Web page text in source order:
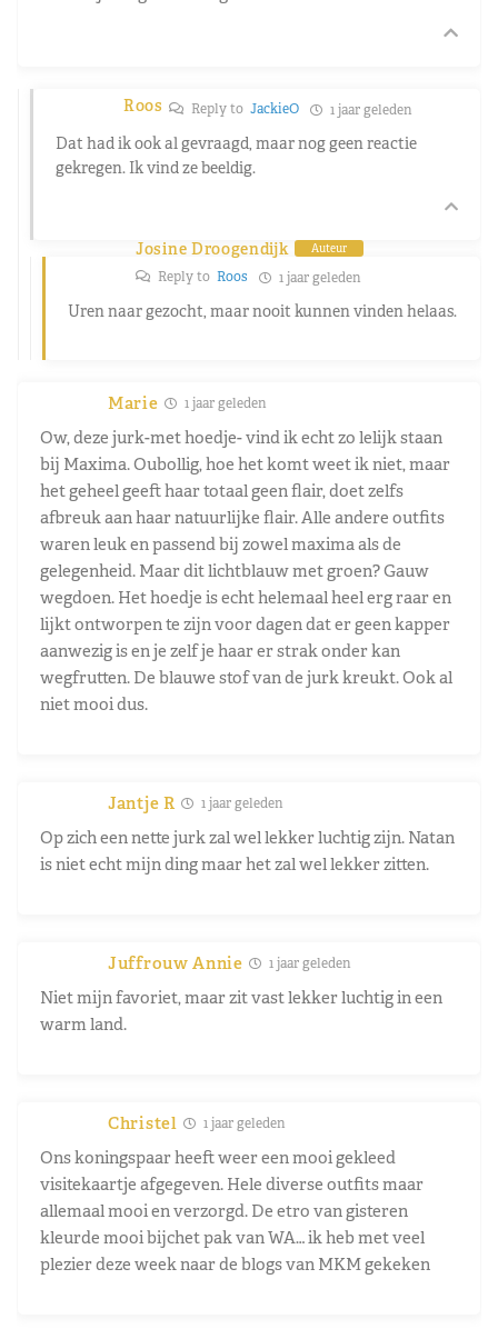
Roos Reply to JackieO 1 jaar geleden
Dat had ik ook al gevraagd, maar nog geen reactie
gekregen. Ik vind ze beeldig.
Josine Droogendijk Auteur
Reply to Roos 1 jaar geleden
Uren naar gezocht, maar nooit kunnen vinden helaas.
Marie 1 jaar geleden
Ow, deze jurk-met hoedje- vind ik echt zo lelijk staan
bij Maxima. Oubollig, hoe het komt weet ik niet, maar
het geheel geeft haar totaal geen flair, doet zelfs
afbreuk aan haar natuurlijke flair. Alle andere outfits
waren leuk en passend bij zowel maxima als de
gelegenheid. Maar dit lichtblauw met groen? Gauw
wegdoen. Het hoedje is echt helemaal heel erg raar en
lijkt ontworpen te zijn voor dagen dat er geen kapper
aanwezig is en je zelf je haar er strak onder kan
wegfrutten. De blauwe stof van de jurk kreukt. Ook al
niet mooi dus.
Jantje R 1 jaar geleden
Op zich een nette jurk zal wel lekker luchtig zijn. Natan
is niet echt mijn ding maar het zal wel lekker zitten.
Juffrouw Annie 1 jaar geleden
Niet mijn favoriet, maar zit vast lekker luchtig in een
warm land.
Christel 1 jaar geleden
Ons koningspaar heeft weer een mooi gekleed
visitekaartje afgegeven. Hele diverse outfits maar
allemaal mooi en verzorgd. De etro van gisteren
kleurde mooi bijchet pak van WA… ik heb met veel
plezier deze week naar de blogs van MKM gekeken